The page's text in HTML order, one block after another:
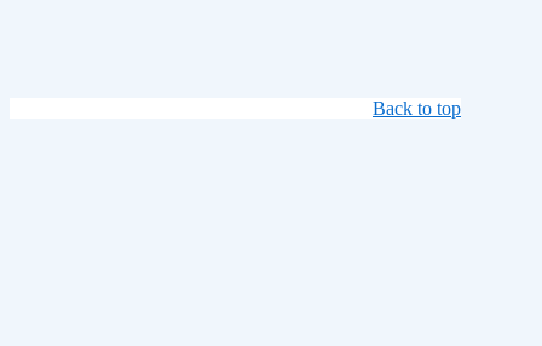
Back to top